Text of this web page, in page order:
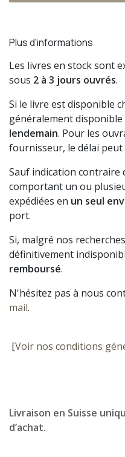
Plus d'informations
Les livres en stock sont
sous 2 à 3 jours ouvrés.
Si le livre est disponible
généralement
lendemain. Pour les
fournisseur, le délai peut
Sauf indication contraire
comportant un ou
expédiées en un seul
port.
Si, malgré nos
définitivement
remboursé.
N'hésitez pas à nous
mail.
[Voir nos conditions
Livraison en Suisse
d’achat.